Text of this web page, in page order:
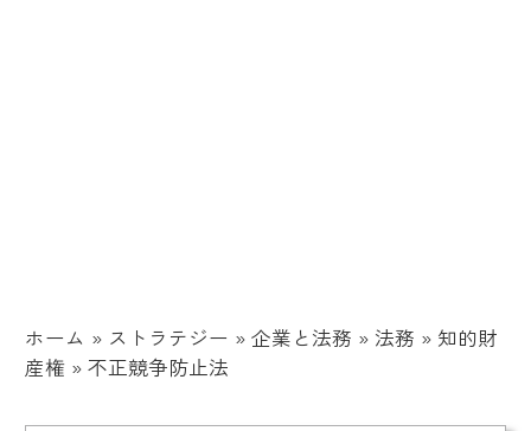
ホーム » ストラテジー » 企業と法務 » 法務 » 知的財
産権 »不正競争防止法